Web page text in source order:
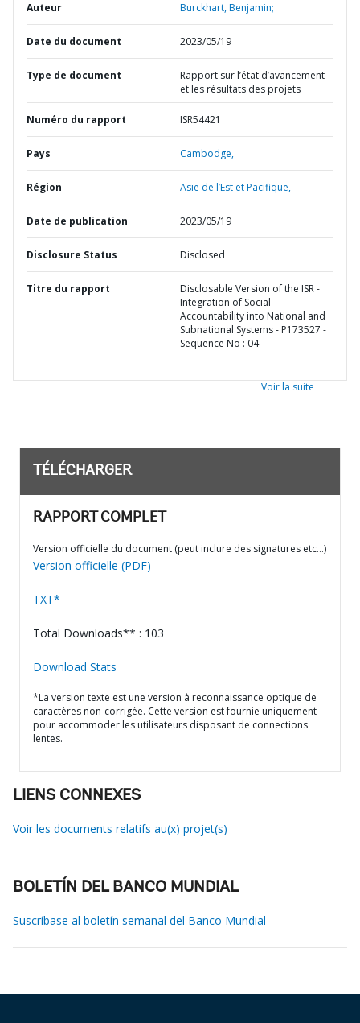
Auteur Burckhart, Benjamin;
Date du document 2023/05/19
Type de document
Rapport sur l’état d’avancement
et les résultats des projets
Numéro du rapport ISR54421
Pays Cambodge,
Région Asie de l’Est et Pacifique,
Date de publication 2023/05/19
Disclosure Status Disclosed
Titre du rapport
Disclosable Version of the ISR -
Integration of Social
Accountability into National and
Subnational Systems - P173527 -
Sequence No : 04
Voir la suite
TÉLÉCHARGER
RAPPORT COMPLET
Version officielle du document (peut inclure des signatures etc…)
Version officielle (PDF)
TXT*
Total Downloads** : 103
Download Stats
*La version texte est une version à reconnaissance optique de
caractères non-corrigée. Cette version est fournie uniquement
pour accommoder les utilisateurs disposant de connections
lentes.
LIENS CONNEXES
Voir les documents relatifs au(x) projet(s)
BOLETÍN DEL BANCO MUNDIAL
Suscríbase al boletín semanal del Banco Mundial